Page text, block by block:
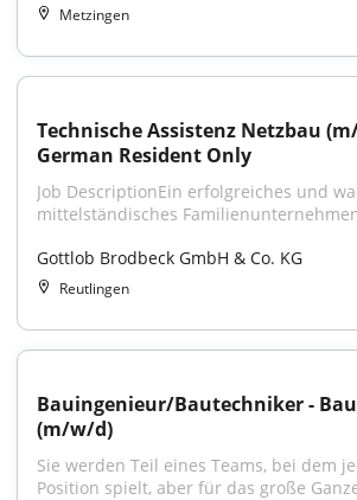
Metzingen
Technische Assistenz Netzbau
German Resident Only
Job DescriptionEin erfolgreiches und
mittelständisches
Gottlob Brodbeck GmbH & Co. KG
Reutlingen
Bauingenieur/Bautechniker -
(m/w/d)
Sie werden Teil eines Teams, bei dem
Position spielt, aber für das große